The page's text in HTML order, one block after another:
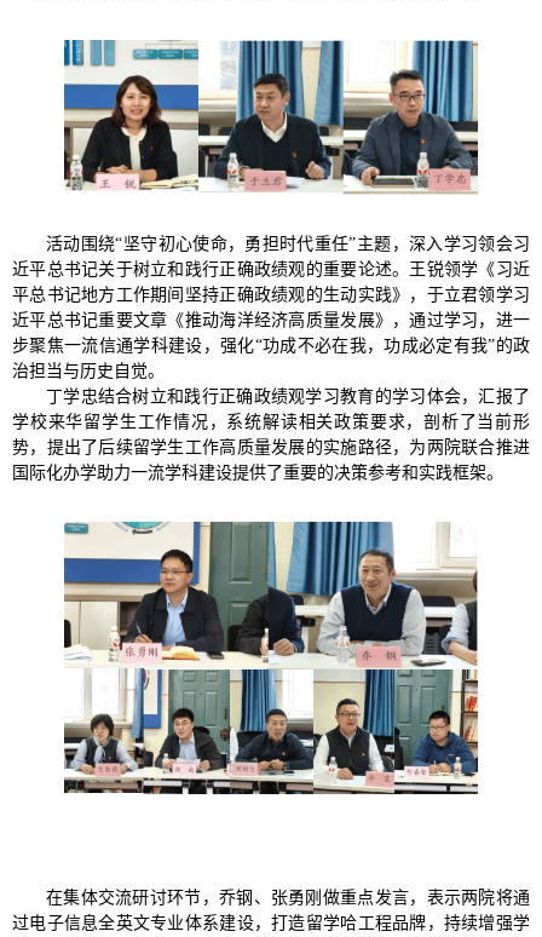
活动围绕“坚守初心使命，勇担时代重任”主题，深入学习领会习
近平总书记关于树立和践行正确政绩观的重要论述。王锐领学《习近
平总书记地方工作期间坚持正确政绩观的生动实践》，于立君领学习
近平总书记重要文章《推动海洋经济高质量发展》，通过学习，进一
步聚焦一流信通学科建设，强化“功成不必在我，功成必定有我”的政
治担当与历史自觉。
丁学忠结合树立和践行正确政绩观学习教育的学习体会，汇报了
学校来华留学生工作情况，系统解读相关政策要求，剖析了当前形
势，提出了后续留学生工作高质量发展的实施路径，为两院联合推进
国际化办学助力一流学科建设提供了重要的决策参考和实践框架。
在集体交流研讨环节，乔钢、张勇刚做重点发言，表示两院将通
过电子信息全英文专业体系建设，打造留学哈工程品牌，持续增强学